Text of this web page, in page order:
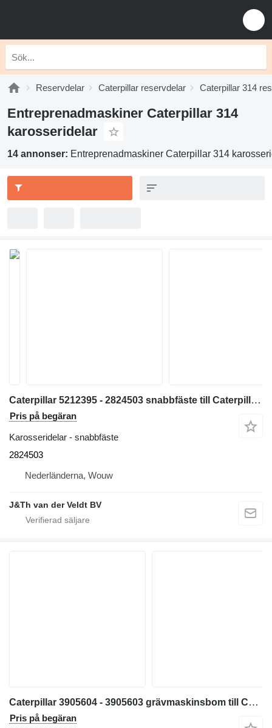
Reservdelar Caterpillar reservdelar Caterpillar 314
Entreprenadmaskiner Caterpillar 314
karosseridelar
14 annonser: Entreprenadmaskiner Caterpillar 314
Caterpillar 5212395 - 2824503 snabbfäste till Caterpillar 320 330 313 323 333 315 326 M314 M315 311D 312D 314D 320E 312E 314E 324E 329E 330F 311F 313F 323F 315F 326F 312D2 313D2 320GC 313GC 313GX 315GC M313-07 M314-07 grävmaskin
Pris på begäran
Karosseridelar - snabbfäste
2824503
Nederländerna, Wouw
J&Th van der Veldt BV
Caterpillar 3905604 - 3905603 grävmaskinsbom till Caterpillar 312E 312F 313F 318F 312EL 315FL 314ECR 312FGC 313FGC 314FCR 314ELCR 313FLGC 315FLCR grävmaskin
Pris på begäran